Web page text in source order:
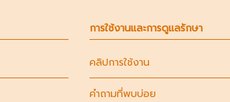
การใช้งานและการดูแลรักษา
คลิปการใช้งาน
คำถามที่พบบ่อย